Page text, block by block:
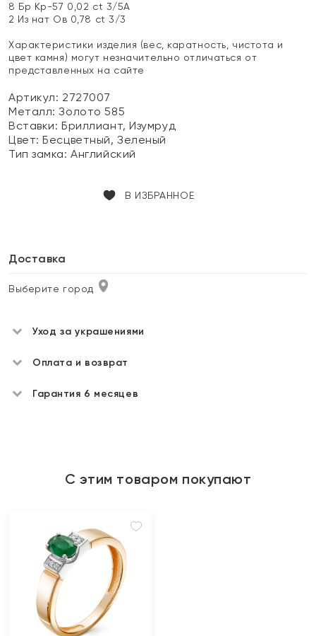
8 Бр Кр-57 0,02 ct 3/5А
2 Из нат Ов 0,78 ct 3/3
Характеристики изделия (вес, каратность, чистота и
цвет камня) могут незначительно отличаться от
представленных на сайте
Артикул: 2727007
Металл:Золото 585
Вставки:Бриллиант, Изумруд
Цвет:Бесцветный, Зеленый
Тип замка:Английский
В ИЗБРАННОЕ
Доставка
Выберите город
Уход за украшениями
Оплата и возврат
Гарантия 6 месяцев
С этим товаром покупают